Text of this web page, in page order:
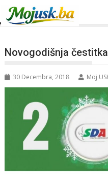
Novogodišnja čestitka
30 Decembra, 2018 Moj